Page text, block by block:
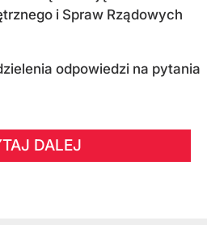
i Spraw Rządowych
odpowiedzi na pytania
DALEJ